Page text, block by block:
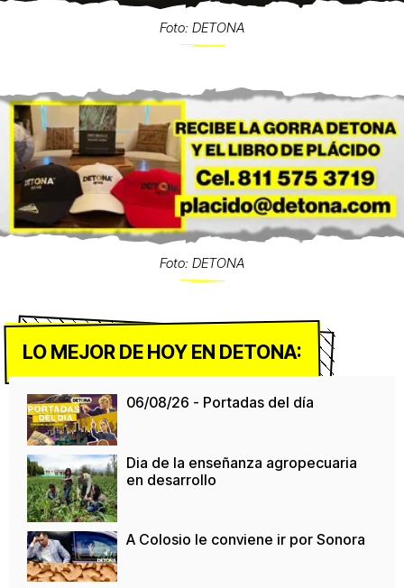
Foto: DETONA
Foto: DETONA
LO MEJOR DE HOY EN DETONA:
06/08/26 - Portadas del día
Dia de la enseñanza agropecuaria
en desarrollo
A Colosio le conviene ir por Sonora